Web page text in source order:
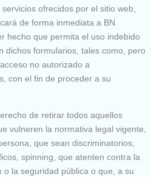
ofrecidos por el sitio web,
de forma inmediata a BN
hecho que permita el uso indebido
dichos formularios, tales como, pero
no autorizado a
con el fin de proceder a su
de retirar todos aquellos
vulneren la normativa legal vigente,
que sean discriminatorios,
spinning, que atenten contra la
la seguridad pública o que, a su